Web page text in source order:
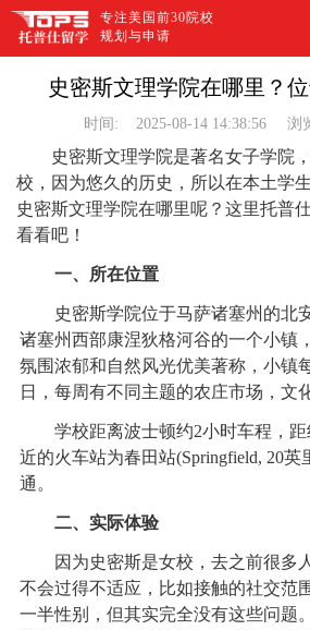
专注美国前30院校
规划与申请
史密斯文理学院在哪里？位
时间: 2025-08-14 14:38:56 浏
史密斯文理学院是著名女子学院
校，因为悠久的历史，所以在本土学
史密斯文理学院在哪里呢？这里托普
看看吧！
一、所在位置
史密斯学院位于马萨诸塞州的北
诸塞州西部康涅狄格河谷的一个小镇
氛围浓郁和自然风光优美著称，小镇
日，每周有不同主题的农庄市场，文
学校距离波士顿约2小时车程，距
近的火车站为春田站(Springfield, 20
通。
二、实际体验
因为史密斯是女校，去之前很多
不会过得不适应，比如接触的社交
一半性别，但其实完全没有这些问题